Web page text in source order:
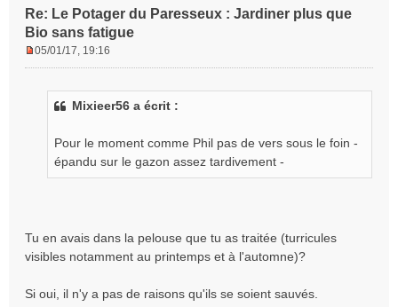
Re: Le Potager du Paresseux : Jardiner plus que
Bio sans fatigue
u
05/01/17, 19:16
Mixieer56 a écrit :
Pour le moment comme Phil pas de vers sous le foin -
épandu sur le gazon assez tardivement -
Tu en avais dans la pelouse que tu as traitée (turricules
visibles notamment au printemps et à l'automne)?
Si oui, il n'y a pas de raisons qu'ils se soient sauvés.